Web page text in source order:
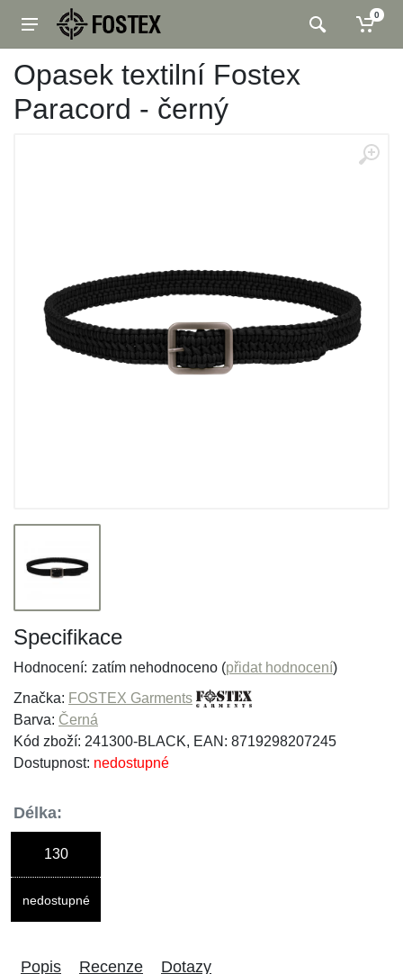
0
Opasek textilní Fostex
Paracord - černý
Specifikace
Hodnocení: zatím nehodnoceno (přidat hodnocení)
Značka: FOSTEX Garments
Barva: Černá
Kód zboží: 241300-BLACK, EAN: 8719298207245
Dostupnost: nedostupné
Délka:
130
nedostupné
Popis Recenze Dotazy